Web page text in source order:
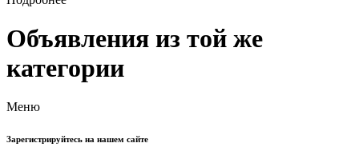
Объявления из той же
категории
Меню
Зарегистрируйтесь на нашем сайте